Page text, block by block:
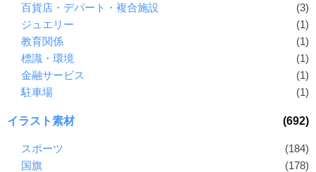
百貨店・デパート・複合施設
(3)
ジュエリー
(1)
教育関係
(1)
標識・環境
(1)
金融サービス
(1)
駐車場
(1)
イラスト素材 (692)
スポーツ
(184)
国旗
(178)